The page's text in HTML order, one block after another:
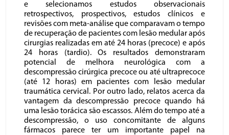
e selecionamos estudos observacionais
retrospectivos, prospectivos, estudos clínicos e
revisões com meta-análise que comparavam o tempo
de recuperação de pacientes com lesão medular após
cirurgias realizadas em até 24 horas (precoce) e após
24 horas (tardio). Os resultados demonstraram
potencial de melhora neurológica com a
descompressão cirúrgica precoce ou até ultraprecoce
(até 12 horas) em pacientes com lesão medular
traumática cervical. Por outro lado, relatos acerca da
vantagem da descompressão precoce quando há
uma lesão torácica são escassos. Além do tempo até a
descompressão, o uso concomitante de alguns
fármacos parece ter um importante papel na